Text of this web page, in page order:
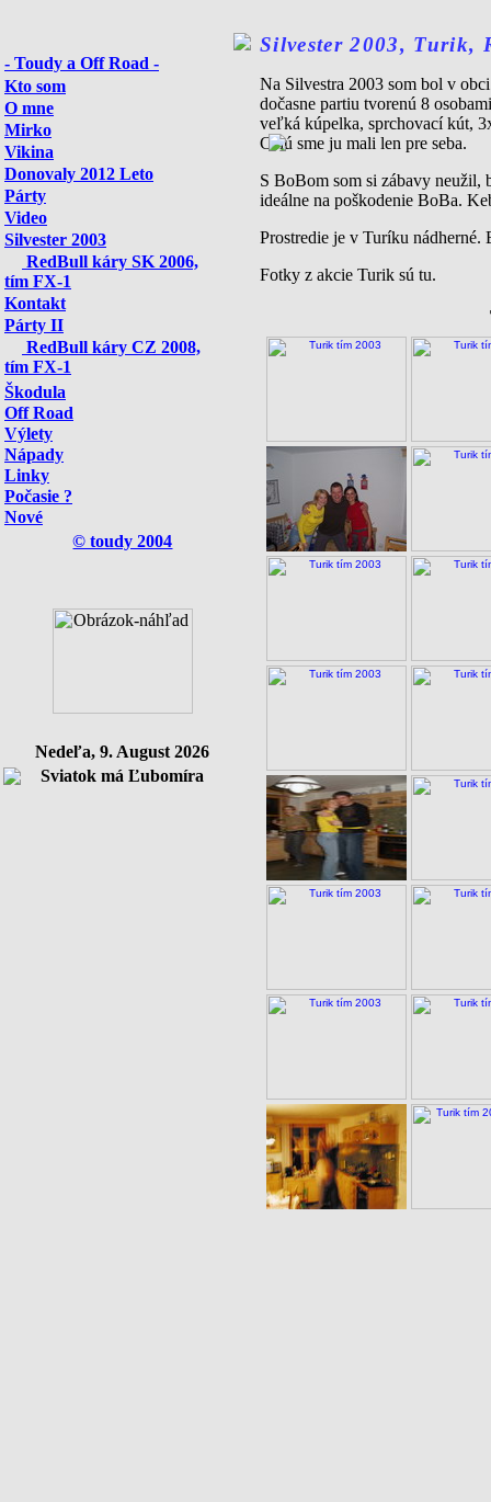
- Toudy a Off Road -
Kto som
O mne
Mirko
Vikina
Donovaly 2012 Leto
Párty
Video
Silvester 2003
RedBull káry SK 2006,
tím FX-1
Kontakt
Párty II
RedBull káry CZ 2008,
tím FX-1
Škodula
Off Road
Výlety
Nápady
Linky
Počasie ?
Nové
© toudy 2004
Nedeľa, 9. August 2026
Sviatok má Ľubomíra
Silvester 2003, Turik,
Na Silvestra 2003 som bol v
dočasne partiu tvorenú 8
veľká kúpelka, sprchovací kút,
Celú sme ju mali len pre seba.
S BoBom som si zábavy neužil,
ideálne na poškodenie BoBa.
Prostredie je v Turíku nádherné.
Fotky z akcie Turik sú tu.